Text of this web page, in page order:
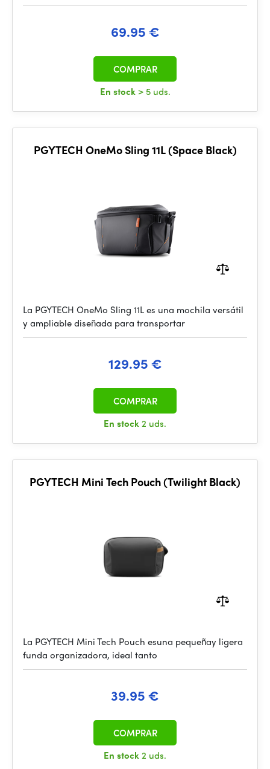
69.95 €
En stock > 5 uds.
COMPRAR
PGYTECH OneMo Sling 11L (Space Black)
La PGYTECH OneMo Sling 11L es una mochila versátil
y ampliable diseñada para transportar
129.95 €
En stock2 uds.
COMPRAR
PGYTECH Mini Tech Pouch (Twilight Black)
La PGYTECH Mini Tech Pouch esuna pequeñay ligera
funda organizadora, ideal tanto
39.95 €
En stock2 uds.
COMPRAR